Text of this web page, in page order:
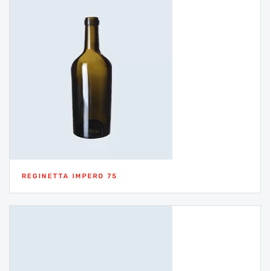
REGINETTA IMPERO 75